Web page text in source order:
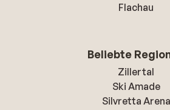
Flachau
Beliebte
Zillertal
Ski Amade
Silvretta Arena